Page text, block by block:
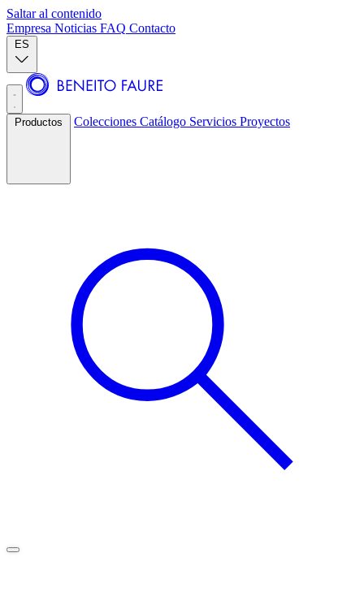
Saltar al contenido
Empresa Noticias FAQ Contacto
ES
Productos Colecciones Catálogo Servicios Proyectos